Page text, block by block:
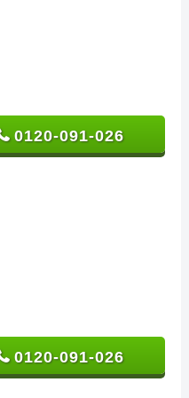
0120-091-026
0120-091-026